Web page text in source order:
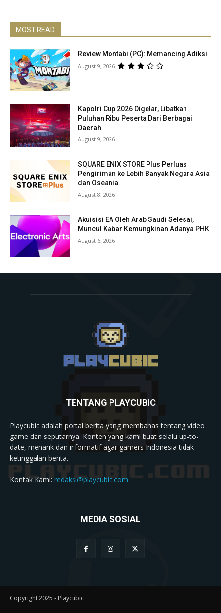
MOST READ
Review Montabi (PC): Memancing Adiksi
August 9, 2026
Kapolri Cup 2026 Digelar, Libatkan
Puluhan Ribu Peserta Dari Berbagai
Daerah
August 9, 2026
SQUARE ENIX STORE Plus Perluas
Pengiriman ke Lebih Banyak Negara Asia
dan Oseania
August 8, 2026
Akuisisi EA Oleh Arab Saudi Selesai,
Muncul Kabar Kemungkinan Adanya PHK
August 6, 2026
TENTANG PLAYCUBIC
Playcubic adalah portal berita yang membahas tentang video
game dan seputarnya. Konten yang kami buat selalu up-to-
date, menarik dan informatif agar gamers Indonesia tidak
ketinggalan berita.
Kontak Kami:redaksi@playcubic.com
MEDIA SOSIAL
Copyright 2025 - Playcubic